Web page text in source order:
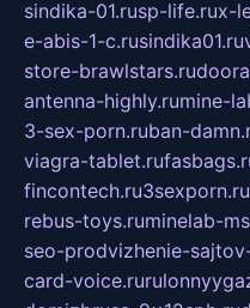
sindika-01.rusp-life.rux-
e-abis-1-c.rusindika01.ru
store-brawlstars.ru
antenna-highly.rumine-
3-sex-porn.ruban-
viagra-tablet.ru
fincontech.ru3sexporn.ru
rebus-toys.ruminelab-
seo-prodvizhenie-
card-voice.ru